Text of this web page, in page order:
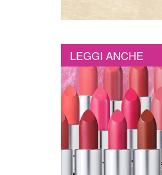
LEGGI ANCHE